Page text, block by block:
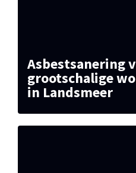
Asbestsanering
grootschalige
in Landsmeer